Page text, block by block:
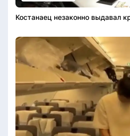
Костанаец незаконно выдавал